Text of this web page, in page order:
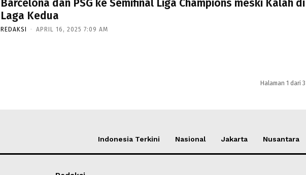
Barcelona dan PSG ke Semifinal Liga Champions meski Kalah di
Laga Kedua
REDAKSI - APRIL 16, 2025 7:09 AM
Halaman 1 dari 3
Indonesia Terkini Nasional Jakarta Nusantara